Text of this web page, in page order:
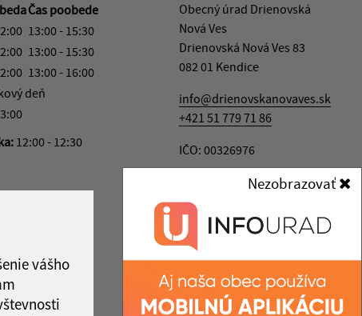
vášho
Nezobrazovať
Čas poobede
13:00 - 15:30
13:00 - 15:30
13:00 - 16:00
deň
12:00 - 12:30
Obecný úrad Drienovská
Nová Ves
Drienovská Nová Ves 83
082 01 Kendice
info@drienovskanovaves.sk
+421 51 779 71 86
IČO: 00326976